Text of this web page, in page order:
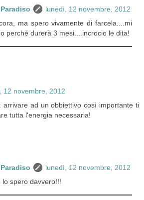
lunedì, 12 novembre, 2012
ma spero vivamente di farcela....mi
perché durerà 3 mesi....incrocio le dita!
12 novembre, 2012
arrivare ad un obbiettivo così importante ti
tutta l'energia necessaria!
lunedì, 12 novembre, 2012
lo spero davvero!!!